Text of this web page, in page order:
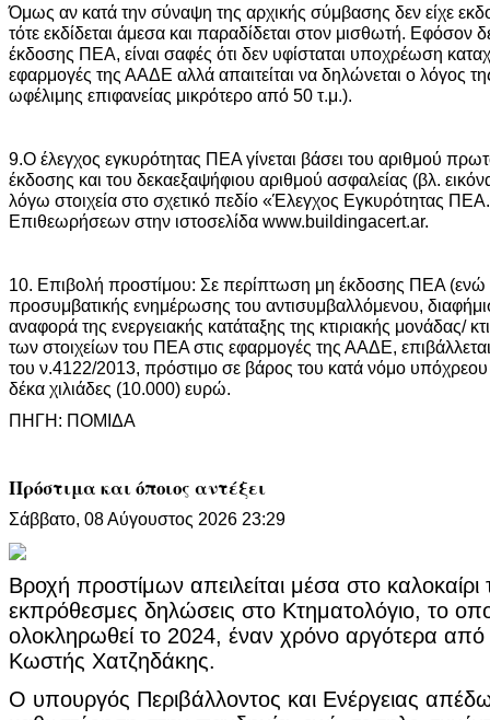
Όμως αν κατά την σύναψη της αρχικής σύμβασης δεν είχε
τότε εκδίδεται άμεσα και παραδίδεται στον μισθωτή.
έκδοσης ΠΕΑ, είναι σαφές ότι δεν υφίσταται υποχρέωση
εφαρμογές της ΑΑΔΕ αλλά απαιτείται να δηλώνεται ο λόγος
ωφέλιμης επιφανείας μικρότερο από 50 τ.μ.).
9.Ο έλεγχος εγκυρότητας ΠΕΑ γίνεται βάσει του αριθμού
έκδοσης και του δεκαεξαψήφιου αριθμού ασφαλείας (βλ.
λόγω στοιχεία στο σχετικό πεδίο «Έλεγχος Εγκυρότητας
Επιθεωρήσεων στην ιστοσελίδα www.buildingacert.ar.
10. Επιβολή προστίμου: Σε περίπτωση μη έκδοσης ΠΕΑ (ενώ
προσυμβατικής ενημέρωσης του αντισυμβαλλόμενου,
αναφορά της ενεργειακής κατάταξης της κτιριακής μονάδας/
των στοιχείων του ΠΕΑ στις εφαρμογές της ΑΑΔΕ,
του ν.4122/2013, πρόστιμο σε βάρος του κατά νόμο
δέκα χιλιάδες (10.000) ευρώ.
ΠΗΓΗ: ΠΟΜΙΔΑ
Πρόστιμα και όποιος αντέξει
Σάββατο, 08 Αύγουστος 2026 23:29
Βροχή προστίμων απειλείται μέσα στο καλοκαίρι
εκπρόθεσμες δηλώσεις στο Κτηματολόγιο, το
ολοκληρωθεί το 2024, έναν χρόνο αργότερα από
Κωστής Χατζηδάκης.
Ο υπουργός Περιβάλλοντος και Ενέργειας